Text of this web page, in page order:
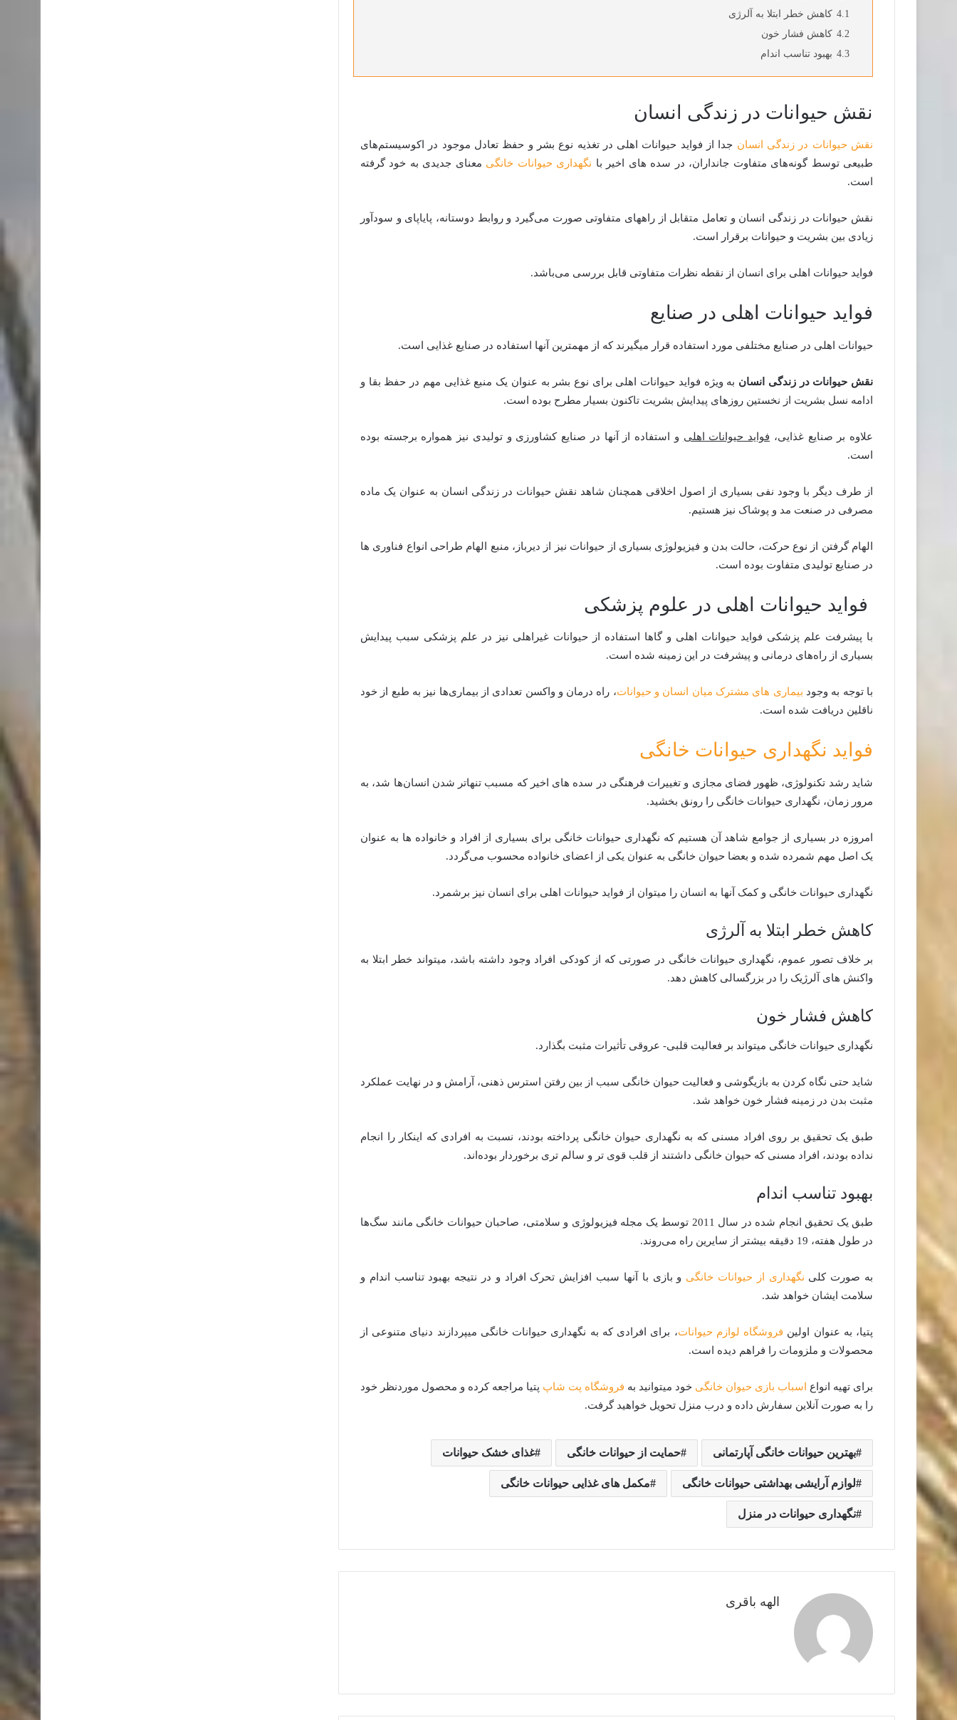
4.1 کاهش خطر ابتلا به آلرژی
4.2 کاهش فشار خون
4.3 بهبود تناسب اندام
نقش حیوانات در زندگی انسان
نقش حیوانات در زندگی انسان جدا از فواید حیوانات اهلی در تغذیه‌ نوع بشر و حفظ تعادل موجود در اکوسیستم‌های
طبیعی توسط گونه‌های متفاوت جانداران، در سده های اخیر با نگهداری حیوانات خانگی معنای جدیدی به خود گرفته
است.
نقش حیوانات در زندگی انسان و تعامل متقابل از راههای متفاوتی صورت می‌گیرد و روابط دوستانه‌، پایاپای و سودآور
زیادی بین بشریت و حیوانات برقرار است.
فواید حیوانات اهلی برای انسان از نقطه نظرات متفاوتی قابل بررسی می‌باشد.
فواید حیوانات اهلی در صنایع
حیوانات اهلی در صنایع مختلفی مورد استفاده قرار میگیرند که از مهمترین آنها استفاده در صنایع غذایی است.
نقش حیوانات در زندگی انسان به ویژه فواید حیوانات اهلی برای نوع بشر به عنوان یک منبع غذایی مهم در حفظ بقا و
ادامه نسل بشریت از نخستین روزهای پیدایش بشریت تاکنون بسیار مطرح بوده است.
علاوه بر صنایع غذایی، فواید حیوانات اهلی و استفاده از آنها در صنایع کشاورزی و تولیدی نیز همواره برجسته بوده
است.
از طرف دیگر با وجود نفی بسیاری از اصول اخلاقی همچنان شاهد نقش حیوانات در زندگی انسان به عنوان یک ماده
مصرفی در صنعت مد و پوشاک نیز هستیم.
الهام گرفتن از نوع حرکت، حالت بدن و فیزیولوژی بسیاری از حیوانات نیز از دیرباز، منبع الهام طراحی انواع فناوری ها
در صنایع تولیدی متفاوت بوده است.
فواید حیوانات اهلی در علوم پزشکی
با پیشرفت علم پزشکی فواید حیوانات اهلی و گاها استفاده از حیوانات غیراهلی نیز در علم پزشکی سبب پیدایش
بسیاری از راه‌های درمانی و پیشرفت در این زمینه شده است.
با توجه به وجود بیماری‌ های مشترک میان انسان و حیوانات، راه درمان و واکسن تعدادی از بیماری‌ها نیز به طبع از خود
ناقلین دریافت شده است.
فواید نگهداری حیوانات خانگی
شاید رشد تکنولوژی، ظهور فضای مجازی و تغییرات فرهنگی در سده های اخیر که مسبب تنهاتر شدن انسان‌ها شد، به
مرور زمان، نگهداری حیوانات خانگی را رونق بخشید.
امروزه در بسیاری از جوامع شاهد آن هستیم که نگهداری حیوانات خانگی برای بسیاری از افراد و خانواده ها به عنوان
یک اصل مهم شمرده شده و بعضا حیوان خانگی به عنوان یکی از اعضای خانواده محسوب می‌گردد.
نگهداری حیوانات خانگی و کمک آنها به انسان را میتوان از فواید حیوانات اهلی برای انسان نیز برشمرد.
کاهش خطر ابتلا به آلرژی
بر خلاف تصور عموم، نگهداری حیوانات خانگی در صورتی که از کودکی افراد وجود داشته باشد، میتواند خطر ابتلا به
واکنش های آلرژیک را در بزرگسالی کاهش دهد.
کاهش فشار خون
نگهداری حیوانات خانگی میتواند بر فعالیت قلبی- عروقی تأثیرات مثبت بگذارد.
شاید حتی نگاه کردن به بازیگوشی و فعالیت حیوان خانگی سبب از بین رفتن استرس ذهنی، آرامش و در نهایت عملکرد
مثبت بدن در زمینه فشار خون خواهد شد.
طبق یک تحقیق بر روی افراد مسنی که به نگهداری حیوان خانگی پرداخته بودند، نسبت به افرادی که اینکار را انجام
نداده بودند، افراد مسنی که حیوان خانگی داشتند از قلب قوی تر و سالم تری برخوردار بوده‌اند.
بهبود تناسب اندام
طبق یک تحقیق انجام شده در سال 2011 توسط یک مجله فیزیولوژی و سلامتی، صاحبان حیوانات خانگی مانند سگ‌ها
در طول هفته، 19 دقیقه بیشتر از سایرین راه می‌روند.
به صورت کلی نگهداری از حیوانات خانگی و بازی با آنها سبب افزایش تحرک افراد و در نتیجه بهبود تناسب اندام و
سلامت ایشان خواهد شد.
پتیا، به عنوان اولین فروشگاه لوازم حیوانات، برای افرادی که به نگهداری حیوانات خانگی میپردازند دنیای متنوعی از
محصولات و ملزومات را فراهم دیده است.
برای تهیه انواع اسباب بازی حیوان خانگی خود میتوانید به فروشگاه پت شاپ پتیا مراجعه کرده و محصول موردنظر خود
را به صورت آنلاین سفارش داده و درب منزل تحویل خواهید گرفت.
بهترین حیوانات خانگی آپارتمانی حمایت از حیوانات خانگی غذای خشک حیوانات
لوازم آرایشی بهداشتی حیوانات خانگی مکمل های غذایی حیوانات خانگی
نگهداری حیوانات در منزل
الهه باقری